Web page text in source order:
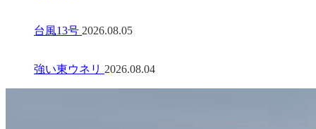
台風13号 2026.08.05
強い東ウネリ 2026.08.04